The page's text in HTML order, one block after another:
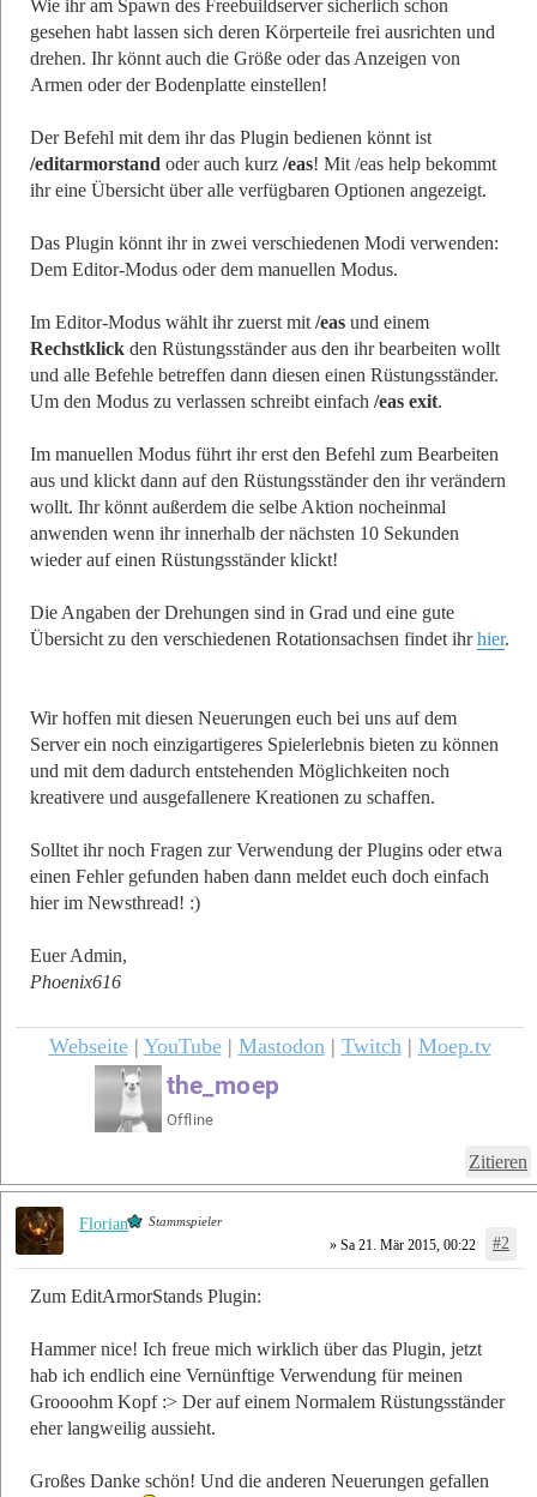
Wie ihr am Spawn des Freebuildserver sicherlich schon
gesehen habt lassen sich deren Körperteile frei ausrichten und
drehen. Ihr könnt auch die Größe oder das Anzeigen von
Armen oder der Bodenplatte einstellen!
Der Befehl mit dem ihr das Plugin bedienen könnt ist
/editarmorstand oder auch kurz /eas! Mit /eas help bekommt
ihr eine Übersicht über alle verfügbaren Optionen angezeigt.
Das Plugin könnt ihr in zwei verschiedenen Modi verwenden:
Dem Editor-Modus oder dem manuellen Modus.
Im Editor-Modus wählt ihr zuerst mit /eas und einem
Rechstklick den Rüstungsständer aus den ihr bearbeiten wollt
und alle Befehle betreffen dann diesen einen Rüstungsständer.
Um den Modus zu verlassen schreibt einfach /eas exit.
Im manuellen Modus führt ihr erst den Befehl zum Bearbeiten
aus und klickt dann auf den Rüstungsständer den ihr verändern
wollt. Ihr könnt außerdem die selbe Aktion nocheinmal
anwenden wenn ihr innerhalb der nächsten 10 Sekunden
wieder auf einen Rüstungsständer klickt!
Die Angaben der Drehungen sind in Grad und eine gute
Übersicht zu den verschiedenen Rotationsachsen findet ihrhier.
Wir hoffen mit diesen Neuerungen euch bei uns auf dem
Server ein noch einzigartigeres Spielerlebnis bieten zu können
und mit dem dadurch entstehenden Möglichkeiten noch
kreativere und ausgefallenere Kreationen zu schaffen.
Solltet ihr noch Fragen zur Verwendung der Plugins oder etwa
einen Fehler gefunden haben dann meldet euch doch einfach
hier im Newsthread! :)
Euer Admin,
Phoenix616
Webseite| YouTube| Mastodon| Twitch| Moep.tv
Zitieren
» Sa 21. Mär 2015, 00:22 #2
Zum EditArmorStands Plugin:
Hammer nice! Ich freue mich wirklich über das Plugin, jetzt
hab ich endlich eine Vernünftige Verwendung für meinen
Groooohm Kopf :> Der auf einem Normalem Rüstungsständer
eher langweilig aussieht.
Großes Danke schön! Und die anderen Neuerungen gefallen
Florian Stammspieler